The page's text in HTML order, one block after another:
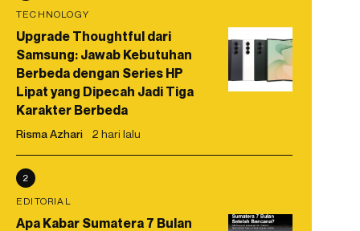
TECHNOLOGY
Upgrade Thoughtful dari
Samsung: Jawab Kebutuhan
Berbeda dengan Series HP
Lipat yang Dipecah Jadi Tiga
Karakter Berbeda
Risma Azhari 2 hari lalu
2
EDITORIAL
Apa Kabar Sumatera 7 Bulan